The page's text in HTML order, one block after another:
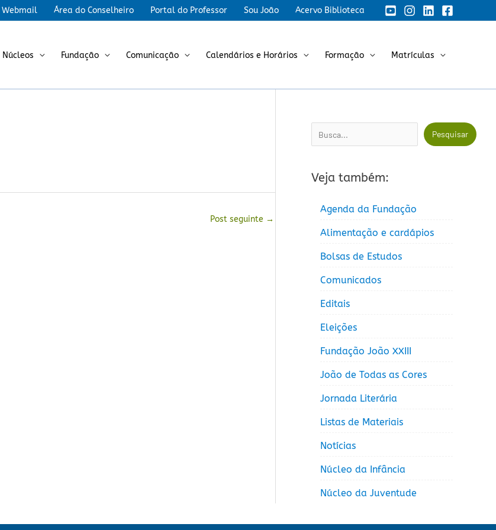
Webmail Área do Conselheiro Portal do Professor Sou João Acervo Biblioteca
Núcleos Fundação Comunicação Calendários e Horários Formação Matrículas
Post seguinte →
Pesquisar Pesquisar
Veja também:
Agenda da Fundação
Alimentação e cardápios
Bolsas de Estudos
Comunicados
Editais
Eleições
Fundação João XXIII
João de Todas as Cores
Jornada Literária
Listas de Materiais
Notícias
Núcleo da Infância
Núcleo da Juventude